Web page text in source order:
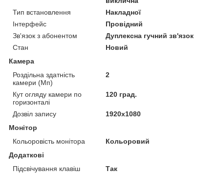
Тип встановлення
Накладної
Інтерфейс
Провідний
Зв'язок з абонентом
Дуплексна гучний зв'язок
Стан
Новий
Камера
Роздільна здатність
камери (Мп)
2
Кут огляду камери по
горизонталі
120 град.
Дозвіл запису
1920х1080
Монітор
Кольоровість монітора
Кольоровий
Додаткові
Підсвічування клавіш
Так